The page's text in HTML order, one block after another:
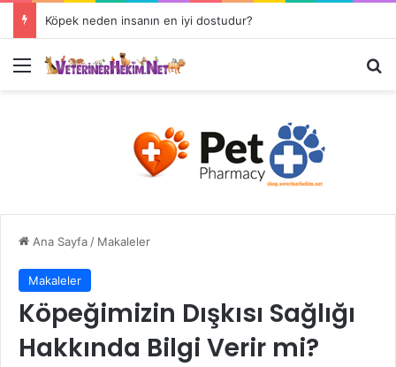
Köpek neden insanın en iyi dostudur?
Ana Sayfa/ Makaleler
Makaleler
Köpeğimizin Dışkısı Sağlığı
Hakkında Bilgi Verir mi?